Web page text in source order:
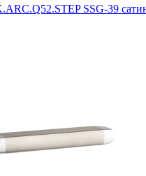
SSG-39